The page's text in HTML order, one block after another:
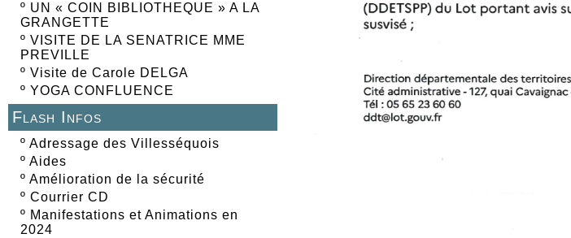
º UN « COIN BIBLIOTHEQUE » A LA
GRANGETTE
º VISITE DE LA SENATRICE MME
PREVILLE
º Visite de Carole DELGA
º YOGA CONFLUENCE
Flash Infos
º Adressage des Villesséquois
º Aides
º Amélioration de la sécurité
º Courrier CD
º Manifestations et Animations en
2024